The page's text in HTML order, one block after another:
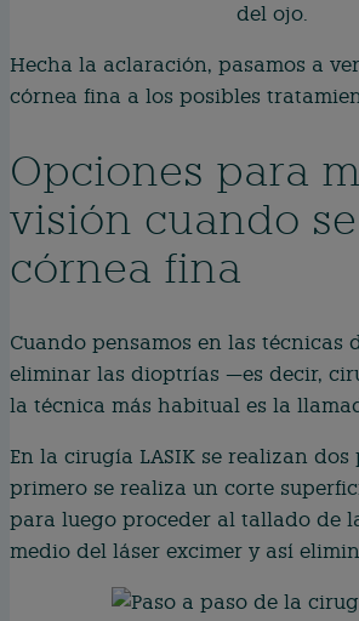
del ojo.
Hecha la aclaración, pasamos a
córnea fina a los posibles
Opciones para
visión cuando
córnea fina
Cuando pensamos en las técnicas
eliminar las dioptrías —es decir,
la técnica más habitual es la
En la cirugía LASIK se realizan dos
primero se realiza un corte
para luego proceder al tallado de
medio del láser excimer y así